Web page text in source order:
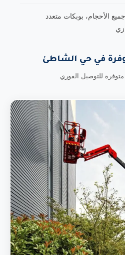
الأحجام، بوبكات متعدد
في حي الشاطئ
للتوصيل الفوري